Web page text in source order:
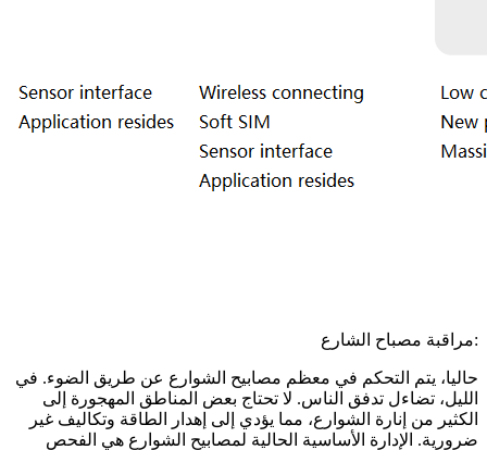
مراقبة مصباح الشارع:
حاليا، يتم التحكم في معظم مصابيح الشوارع عن طريق الضوء. في
الليل، تضاءل تدفق الناس. لا تحتاج بعض المناطق المهجورة إلى
الكثير من إنارة الشوارع، مما يؤدي إلى إهدار الطاقة وتكاليف غير
ضرورية. الإدارة الأساسية الحالية لمصابيح الشوارع هي الفحص